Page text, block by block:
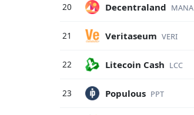
20 Decentraland MANA
21 Veritaseum VERI
22 Litecoin Cash LCC
23 Populous PPT